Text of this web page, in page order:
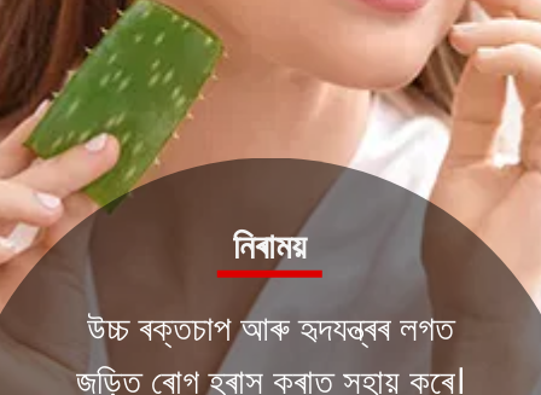
উচ্চ ৰক্তচাপ আৰু হৃদযন্ত্ৰৰ লগত
নিৰাময়